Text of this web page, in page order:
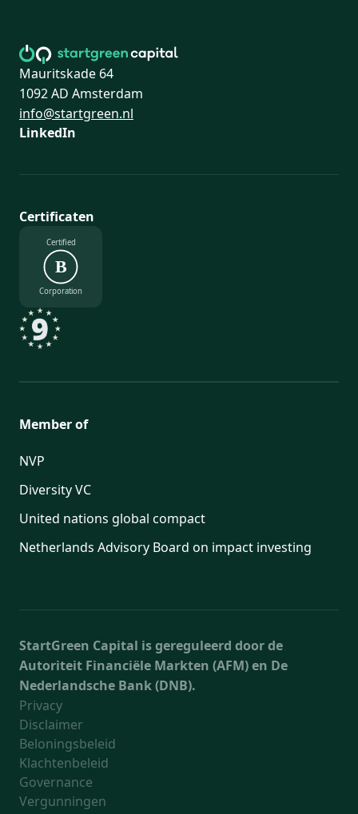
Mauritskade 64
1092 AD Amsterdam
info@startgreen.nl
LinkedIn
Certificaten
Certified
B
Corporation
Member of
NVP
Diversity VC
United nations global compact
Netherlands Advisory Board on impact investing
StartGreen Capital is gereguleerd door de
Autoriteit Financiële Markten (AFM) en De
Nederlandsche Bank (DNB).
Privacy
Disclaimer
Beloningsbeleid
Klachtenbeleid
Governance
Vergunningen